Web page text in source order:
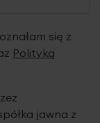
się z
Polityką
jawna z